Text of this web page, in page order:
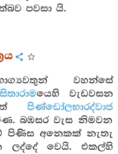
පවසා යි.
වහන්සේ
යෙහි වැඩවසන
පිණ්ඩෝලභාරද්වාජ
බඹසර වැස නිමවන
පිණිස අනෙකක් නැතැ
ලද්දේ වෙයි. එකල්හි